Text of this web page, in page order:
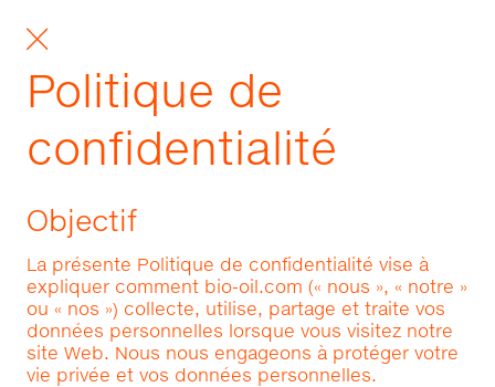
Politique de
confidentialité
Objectif
La présente Politique de confidentialité vise à
expliquer comment bio-oil.com (« nous », « notre »
ou « nos ») collecte, utilise, partage et traite vos
données personnelles lorsque vous visitez notre
site Web. Nous nous engageons à protéger votre
vie privée et vos données personnelles.